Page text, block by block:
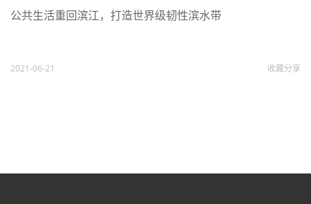
公共生活重回滨江，打造世界级韧性滨水带
2021-06-21 收藏分享